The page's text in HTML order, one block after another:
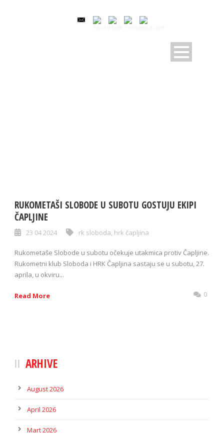
RUKOMETAŠI SLOBODE U SUBOTU GOSTUJU EKIPI
ČAPLJINE
23 04 2024 rk sloboda, hrk čapljina
Rukometaše Slobode u subotu očekuje utakmica protiv Čapljine.
Rukometni klub Sloboda i HRK Čapljina sastaju se u subotu, 27.
aprila, u okviru...
Read More 0
ARHIVE
August 2026
April 2026
Mart 2026